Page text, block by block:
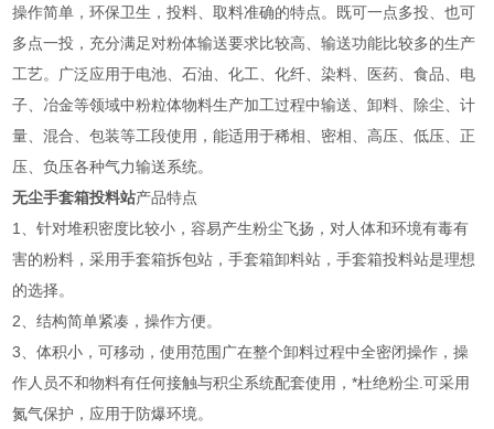
操作简单，环保卫生，投料、取料准确的特点。既可一点多投、也可
多点一投，充分满足对粉体输送要求比较高、输送功能比较多的生产
工艺。广泛应用于电池、石油、化工、化纤、染料、医药、食品、电
子、冶金等领域中粉粒体物料生产加工过程中输送、卸料、除尘、计
量、混合、包装等工段使用，能适用于稀相、密相、高压、低压、正
压、负压各种气力输送系统。
无尘手套箱投料站产品特点
1、针对堆积密度比较小，容易产生粉尘飞扬，对人体和环境有毒有
害的粉料，采用手套箱拆包站，手套箱卸料站，手套箱投料站是理想
的选择。
2、结构简单紧凑，操作方便。
3、体积小，可移动，使用范围广在整个卸料过程中全密闭操作，操
作人员不和物料有任何接触与积尘系统配套使用，*杜绝粉尘.可采用
氮气保护，应用于防爆环境。